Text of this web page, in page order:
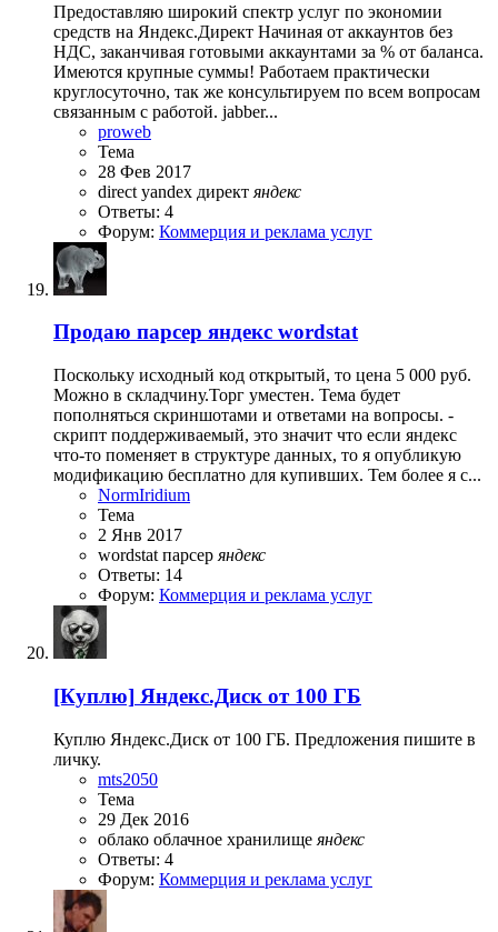
Предоставляю широкий спектр услуг по экономии
средств на Яндекс.Директ Начиная от аккаунтов без
НДС, заканчивая готовыми аккаунтами за % от баланса.
Имеются крупные суммы! Работаем практически
круглосуточно, так же консультируем по всем вопросам
связанным с работой. jabber...
proweb
Тема
28 Фев 2017
direct yandex директ яндекс
Ответы: 4
Форум: Коммерция и реклама услуг
Продаю парсер яндекс wordstat
Поскольку исходный код открытый, то цена 5 000 руб.
Можно в складчину.Торг уместен. Тема будет
пополняться скриншотами и ответами на вопросы. -
скрипт поддерживаемый, это значит что если яндекс
что-то поменяет в структуре данных, то я опубликую
модификацию бесплатно для купивших. Тем более я с...
NormIridium
Тема
2 Янв 2017
wordstat парсер яндекс
Ответы: 14
Форум: Коммерция и реклама услуг
[Куплю] Яндекс.Диск от 100 ГБ
Куплю Яндекс.Диск от 100 ГБ. Предложения пишите в
личку.
mts2050
Тема
29 Дек 2016
облако облачное хранилище яндекс
Ответы: 4
Форум: Коммерция и реклама услуг